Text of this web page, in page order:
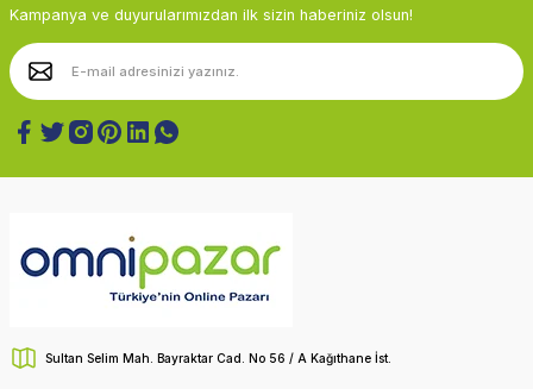
Kampanya ve duyurularımızdan ilk sizin haberiniz olsun!
Sultan Selim Mah. Bayraktar Cad. No 56 / A Kağıthane İst.